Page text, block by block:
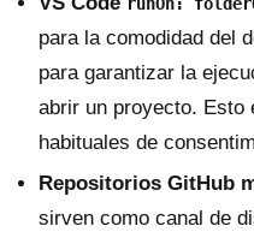
para la comodidad del
para garantizar la
abrir un proyecto. Esto
habituales de
Repositorios GitHub
sirven como canal de